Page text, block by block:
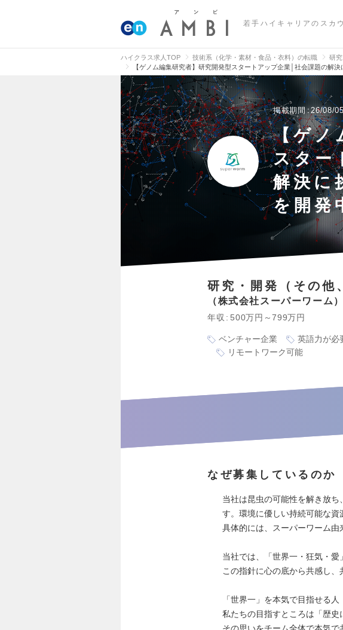
若手ハイキャリアのスカ
ハイクラス求人TOP 技術系（化学・素材・食品・衣料）の転職
研
【ゲノム編集研究者】研究開発型スタートアップ企業│社会課題の解
掲載期間 26/08/
【ゲノ
スター
解決に
を開発
研究・開発（その他
株式会社スーパーワーム
年収 500万円～799万円
ベンチャー企業 英語力が必
リモートワーク可能
なぜ募集しているのか
当社は昆虫の可能性を解き放
す。環境に優しい持続可能な資
具体的には、スーパーワーム由
当社では、「世界一・狂気・愛
この指針に心の底から共感し、
「世界一」を本気で目指せる人
私たちの目指すところは「歴史
その思いをチーム全体で本気